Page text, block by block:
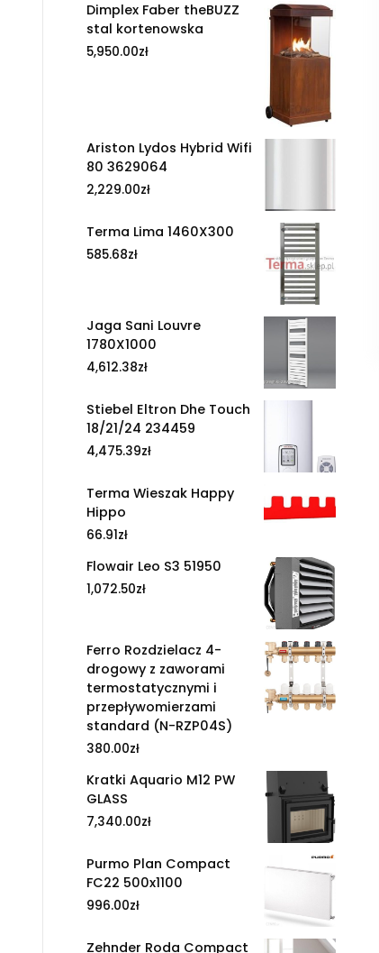
Dimplex Faber theBUZZ
stal kortenowska
5,950.00zł
Ariston Lydos Hybrid Wifi
80 3629064
2,229.00zł
Terma Lima 1460X300
585.68zł
Jaga Sani Louvre
1780X1000
4,612.38zł
Stiebel Eltron Dhe Touch
18/21/24 234459
4,475.39zł
Terma Wieszak Happy
Hippo
66.91zł
Flowair Leo S3 51950
1,072.50zł
Ferro Rozdzielacz 4-
drogowy z zaworami
termostatycznymi i
przepływomierzami
standard (N-RZP04S)
380.00zł
Kratki Aquario M12 PW
GLASS
7,340.00zł
Purmo Plan Compact
FC22 500x1100
996.00zł
Zehnder Roda Compact